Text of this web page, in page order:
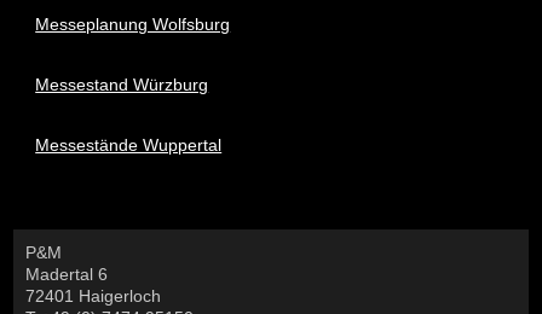
Messeplanung Wolfsburg
Messestand Würzburg
Messestände Wuppertal
P&M
Madertal 6
72401 Haigerloch